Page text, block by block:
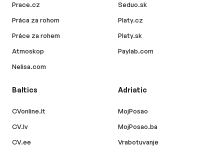
Prace.cz
Práca za rohom
Práce za rohem
Atmoskop
Nelisa.com
Seduo.sk
Platy.cz
Platy.sk
Paylab.com
Baltics
CVonline.lt
CV.lv
CV.ee
Adriatic
MojPosao
MojPosao.ba
Vrabotuvanje